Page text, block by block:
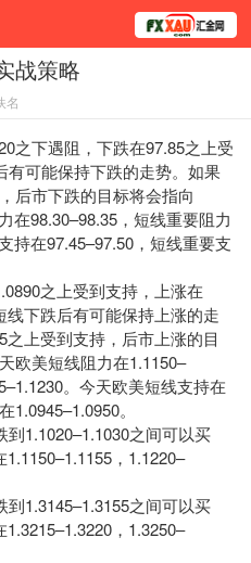
点战策略
名
之下遇阻，下跌在97.85之上受
可能保持下跌的走势。如果
后市下跌的目标将会指向
在98.30–98.35，短线重要阻力
持在97.45–97.50，短线重要支
之上受到支持，上涨在
下跌后有可能保持上涨的走
上受到支持，后市上涨的目
欧美短线阻力在1.1150–
。今天欧美短线支持在
1.0945–1.0950。
到1.1020–1.1030之间可以买
，1.1220–
到1.3145–1.3155之间可以买
，1.3250–